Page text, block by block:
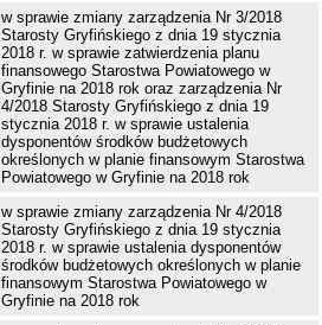
w sprawie zmiany zarządzenia Nr 3/2018
Starosty Gryfińskiego z dnia 19 stycznia
2018 r. w sprawie zatwierdzenia planu
finansowego Starostwa Powiatowego w
Gryfinie na 2018 rok oraz zarządzenia Nr
4/2018 Starosty Gryfińskiego z dnia 19
stycznia 2018 r. w sprawie ustalenia
dysponentów środków budżetowych
określonych w planie finansowym Starostwa
Powiatowego w Gryfinie na 2018 rok
w sprawie zmiany zarządzenia Nr 4/2018
Starosty Gryfińskiego z dnia 19 stycznia
2018 r. w sprawie ustalenia dysponentów
środków budżetowych określonych w planie
finansowym Starostwa Powiatowego w
Gryfinie na 2018 rok